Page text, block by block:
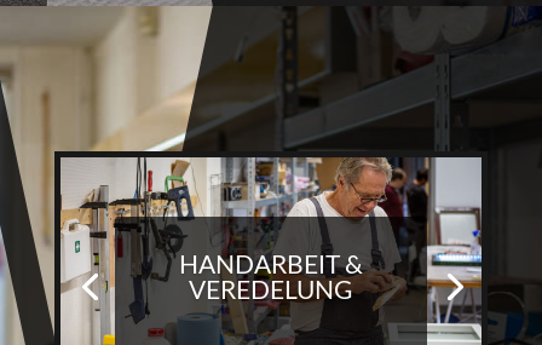
HANDARBEIT &
VEREDELUNG